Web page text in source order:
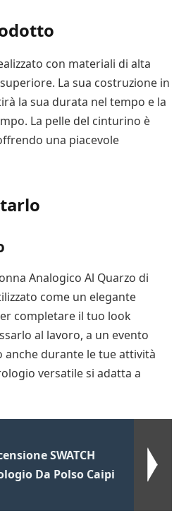
con materiali di alta
La sua costruzione in
la sua durata nel tempo e la
La pelle del cinturino è
una piacevole
Analogico Al Quarzo di
come un elegante
completare il tuo look
al lavoro, a un evento
anche durante le tue attività
versatile si adatta a
SWATCH
Da Polso Caipi